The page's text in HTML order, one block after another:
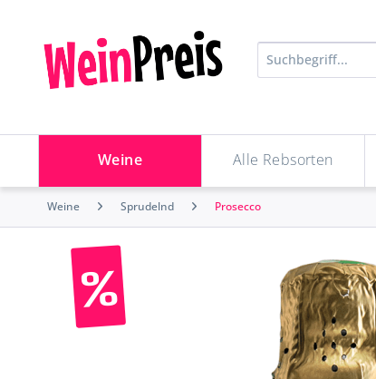
Weine Alle Rebsorten
Weine Sprudelnd Prosecco